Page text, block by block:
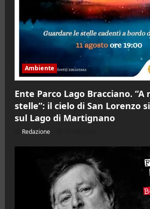
Ambiente
Ente Parco Lago Bracciano.
stelle”: il cielo di San Lorenzo
sul Lago di Martignano
Redazione